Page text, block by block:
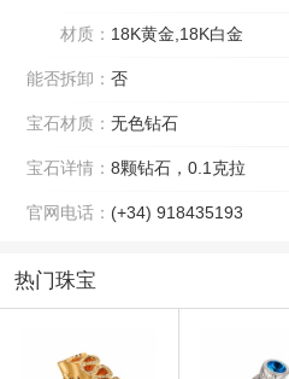
材质： 18K黄金,18K白金
能否拆卸： 否
宝石材质： 无色钻石
宝石详情： 8颗钻石，0.1克拉
官网电话： (+34) 918435193
热门珠宝